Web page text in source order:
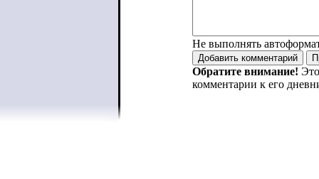
Не выполнять
Обратите внимание!
комментарии к его